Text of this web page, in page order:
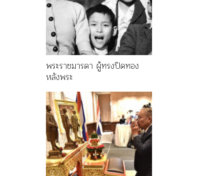
พระราชมารดา ผู้ทรงปิดทอง
หลังพระ